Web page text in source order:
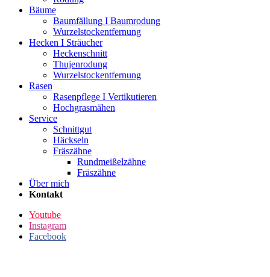
Bäume
Baumfällung I Baumrodung
Wurzelstockentfernung
Hecken I Sträucher
Heckenschnitt
Thujenrodung
Wurzelstockentfernung
Rasen
Rasenpflege I Vertikutieren
Hochgrasmähen
Service
Schnittgut
Häckseln
Fräszähne
Rundmeißelzähne
Fräszähne
Über mich
Kontakt
Youtube
Instagram
Facebook